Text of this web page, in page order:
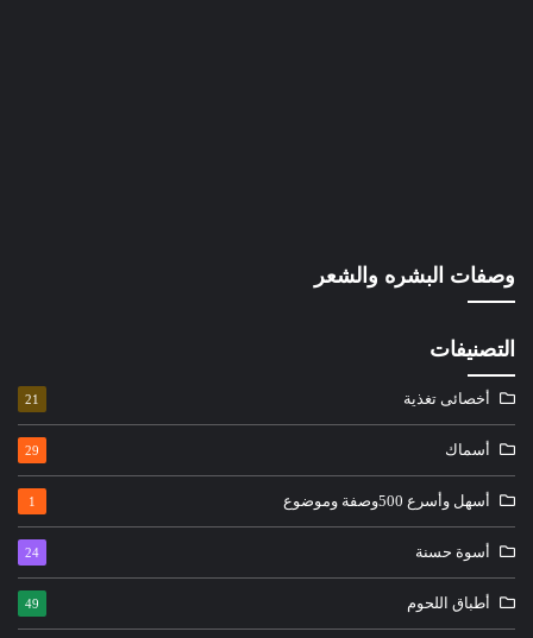
وصفات البشره والشعر
التصنيفات
أخصائى تغذية 21
أسماك 29
أسهل وأسرع 500وصفة وموضوع 1
أسوة حسنة 24
أطباق اللحوم 49